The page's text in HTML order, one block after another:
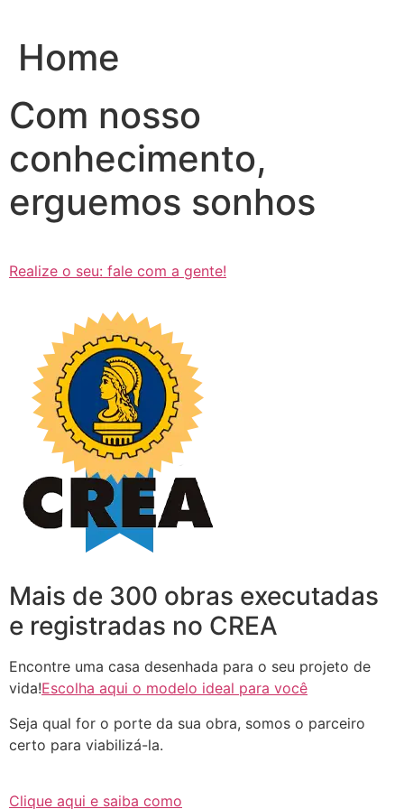
conteúdo
Home
Com nosso
conhecimento,
erguemos sonhos
Realize o seu: fale com a gente!
Mais de 300 obras executadas
e registradas no CREA
Encontre uma casa desenhada para o seu projeto de
vida!Escolha aqui o modelo ideal para você
Seja qual for o porte da sua obra, somos o parceiro
certo para viabilizá-la.
Clique aqui e saiba como